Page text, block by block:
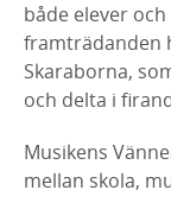
både elever
framträdanden
Skaraborna,
och delta i
Musikens
mellan skola,